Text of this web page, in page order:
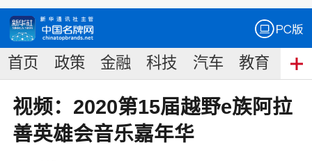
首页 政策 金融 科技 汽车 教育 食
视频：2020第15届越野e族阿拉
善英雄会音乐嘉年华